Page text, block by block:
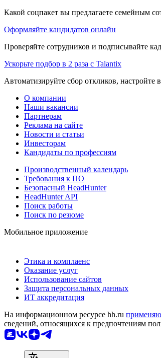
Какой соцпакет вы предлагаете семейным
Оформляйте кандидатов онлайн
Проверяйте сотрудников и подписывайте
Ускорьте подбор в 2 раза с Talantix
Автоматизируйте сбор откликов, настройте
О компании
Наши вакансии
Партнерам
Реклама на сайте
Новости и статьи
Инвесторам
Кандидаты по профессиям
Производственный календарь
Требования к ПО
Безопасный HeadHunter
HeadHunter API
Поиск работы
Поиск по резюме
Мобильное приложение
Этика и комплаенс
Оказание услуг
Использование сайтов
Защита персональных данных
ИТ аккредитация
На информационном ресурсе hh.ru
сведений, относящихся к предпочтениям